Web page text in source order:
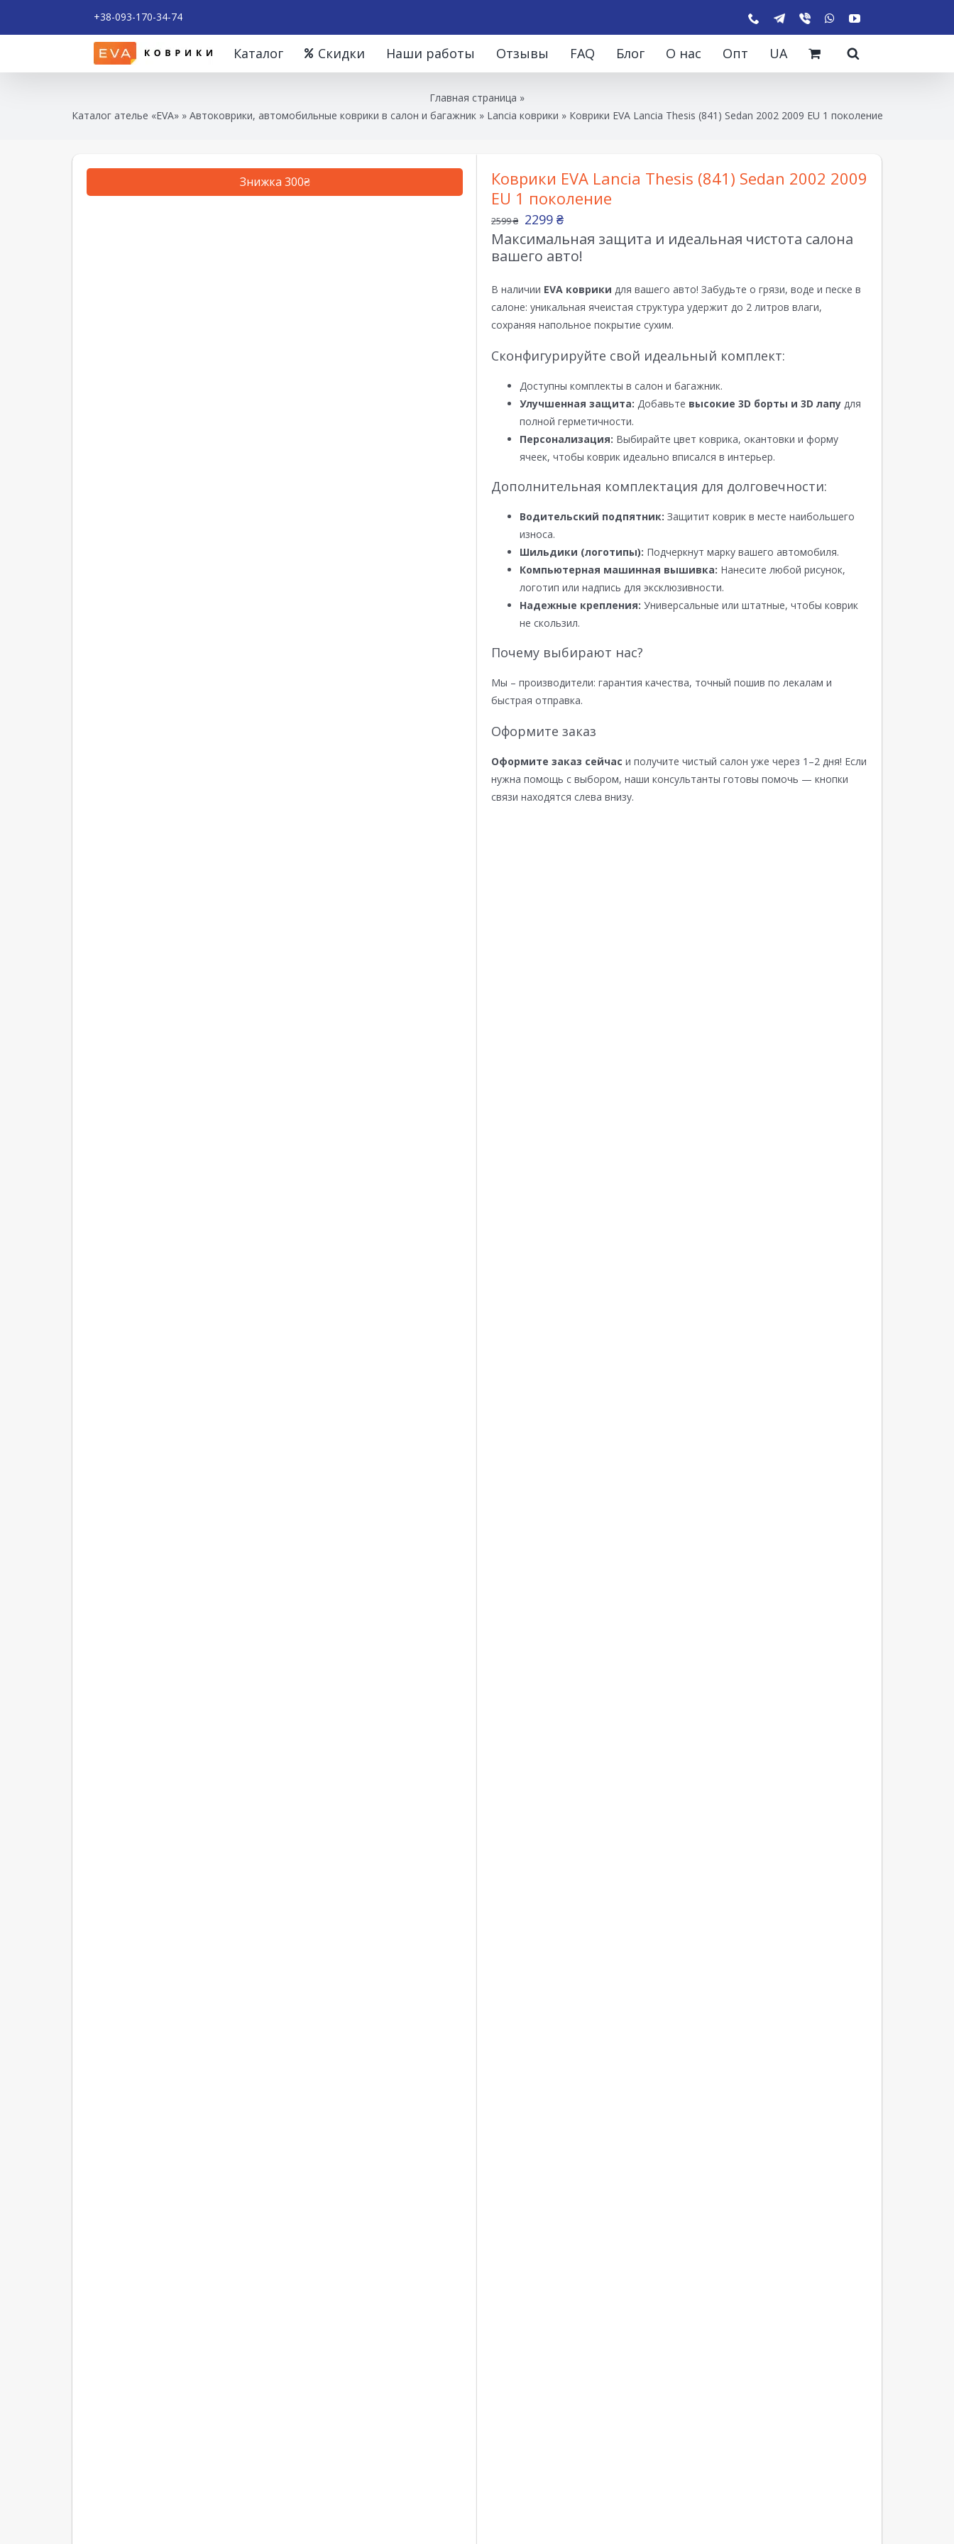
+38-093-170-34-74
Каталог Скидки Наши работы Отзывы FAQ Блог О нас Опт UA
Главная страница »
Каталог ателье «EVA»» Автоковрики, автомобильные коврики в салон и багажник » Lancia коврики » Коврики EVA Lancia Thesis (841) Sedan 2002 2009 EU 1 поколение
Знижка 300₴
Коврики EVA Lancia Thesis (841) Sedan 2002 2009
EU 1 поколение
2599₴ 2299 ₴
Максимальная защита и идеальная чистота салона
вашего авто!
В наличии EVA коврики для вашего авто! Забудьте о грязи, воде и песке в
салоне: уникальная ячеистая структура удержит до 2 литров влаги,
сохраняя напольное покрытие сухим.
Сконфигурируйте свой идеальный комплект:
Доступны комплекты в салон и багажник.
Улучшенная защита: Добавьте высокие 3D борты и 3D лапу для
полной герметичности.
Персонализация: Выбирайте цвет коврика, окантовки и форму
ячеек, чтобы коврик идеально вписался в интерьер.
Дополнительная комплектация для долговечности:
Водительский подпятник: Защитит коврик в месте наибольшего
износа.
Шильдики (логотипы): Подчеркнут марку вашего автомобиля.
Компьютерная машинная вышивка: Нанесите любой рисунок,
логотип или надпись для эксклюзивности.
Надежные крепления: Универсальные или штатные, чтобы коврик
не скользил.
Почему выбирают нас?
Мы – производители: гарантия качества, точный пошив по лекалам и
быстрая отправка.
Оформите заказ
Оформите заказ сейчас и получите чистый салон уже через 1–2 дня! Если
нужна помощь с выбором, наши консультанты готовы помочь — кнопки
связи находятся слева внизу.